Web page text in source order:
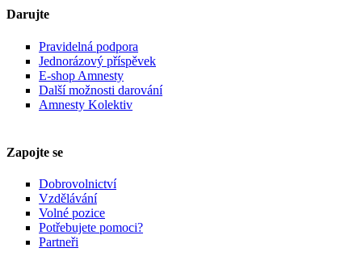
Darujte
Pravidelná podpora
Jednorázový příspěvek
E-shop Amnesty
Další možnosti darování
Amnesty Kolektiv
Zapojte se
Dobrovolnictví
Vzdělávání
Volné pozice
Potřebujete pomoci?
Partneři